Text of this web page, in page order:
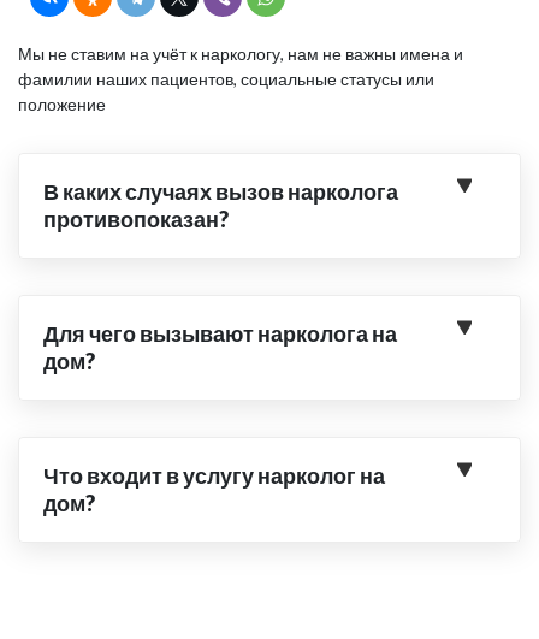
Мы не ставим на учёт к наркологу, нам не важны имена и
фамилии наших пациентов, социальные статусы или
положение
В каких случаях вызов нарколога
противопоказан?
Для чего вызывают нарколога на
дом?
Что входит в услугу нарколог на
дом?